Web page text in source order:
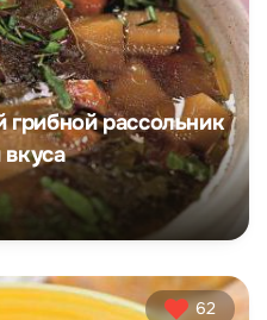
рассольник
62